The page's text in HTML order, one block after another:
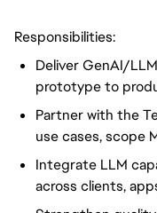
Responsibilities:
Deliver GenAI/
prototype to
Partner with the
use cases, scope
Integrate LLM
across clients,